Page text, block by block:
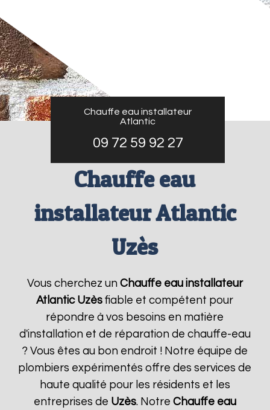
Chauffe eau installateur
Atlantic
09 72 59 92 27
Chauffe eau
installateur Atlantic
Uzès
Vous cherchez un Chauffe eau installateur
Atlantic Uzès fiable et compétent pour
répondre à vos besoins en matière
d'installation et de réparation de chauffe-eau
? Vous êtes au bon endroit ! Notre équipe de
plombiers expérimentés offre des services de
haute qualité pour les résidents et les
entreprises de Uzès. Notre Chauffe eau